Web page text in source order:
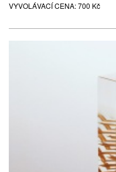
VYVOLÁVACÍ CENA:700 Kč